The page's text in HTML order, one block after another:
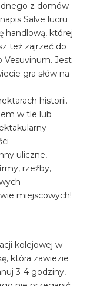
z domów
Salve lucru
handlową, której
też zajrzeć do
Vesuvinum. Jest
gra słów na
historii.
w tle lub
uliczne,
rzeźby,
miejscowych!
kolejowej w
która zawiezie
3-4 godziny,